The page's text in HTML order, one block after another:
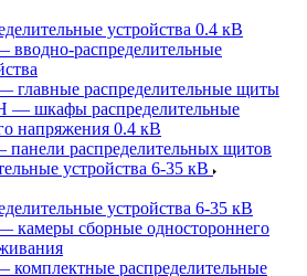
устройства 0.4 кВ
распределительные
распределительные щиты
шкафы распределительные
напряжения 0.4 кВ
распределительных щитов
устройства 6-35 кВ
устройства 6-35 кВ
сборные одностороннего
распределительные